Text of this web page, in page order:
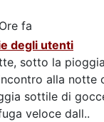
fa
degli utenti
sotto la
alla notte
sottile di
veloce dall..